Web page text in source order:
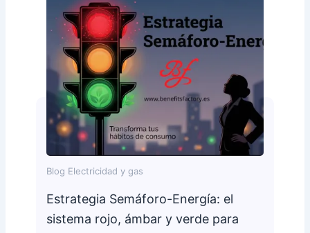
Blog Electricidad y gas
Estrategia Semáforo-Energía: el
sistema rojo, ámbar y verde para